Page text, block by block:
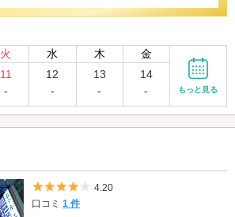
火 水 木 金
11
-
12
-
13
-
14
-
もっと見る
5つ星のうち4
4.20
口コミ1 件